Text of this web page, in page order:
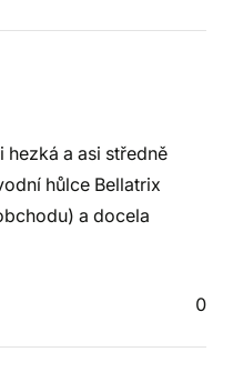
hezká a asi středně
hůlce Bellatrix
a docela
0